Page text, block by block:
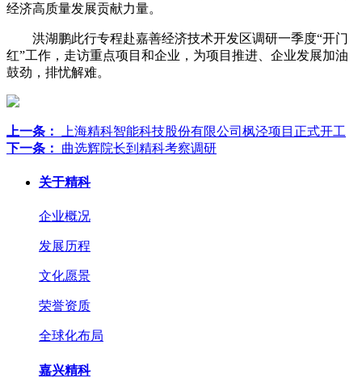
经济高质量发展贡献力量。
洪湖鹏此行专程赴嘉善经济技术开发区调研一季度“开门
红”工作，走访重点项目和企业，为项目推进、企业发展加油
鼓劲，排忧解难。
上一条：
上海精科智能科技股份有限公司枫泾项目正式开工
下一条：
曲选辉院长到精科考察调研
关于精科
企业概况
发展历程
文化愿景
荣誉资质
全球化布局
嘉兴精科